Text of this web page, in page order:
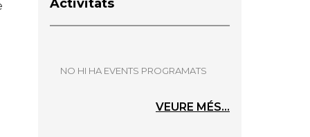
Activitats
NO HI HA EVENTS PROGRAMATS
VEURE MÉS...